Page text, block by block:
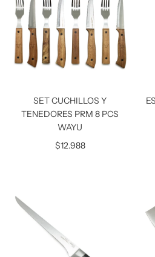
SET CUCHILLOS Y
TENEDORES PRM 8 PCS
WAYU
$12.988